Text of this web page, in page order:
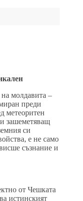
молдавита –
преди
метеоритен
зашеметяващ
си
е не само
съзнание и
от Чешката
истинският